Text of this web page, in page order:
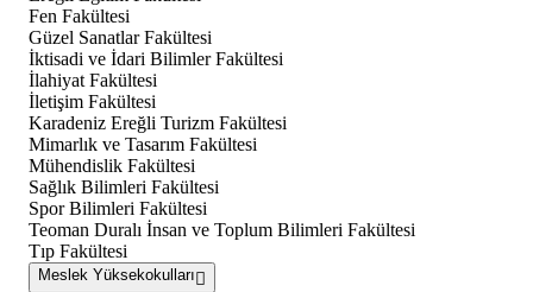
Fen Fakültesi
Güzel Sanatlar Fakültesi
İktisadi ve İdari Bilimler Fakültesi
İlahiyat Fakültesi
İletişim Fakültesi
Karadeniz Ereğli Turizm Fakültesi
Mimarlık ve Tasarım Fakültesi
Mühendislik Fakültesi
Sağlık Bilimleri Fakültesi
Spor Bilimleri Fakültesi
Teoman Duralı İnsan ve Toplum Bilimleri Fakültesi
Tıp Fakültesi
Meslek Yüksekokulları